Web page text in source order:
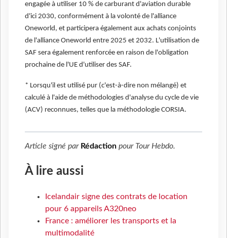
engagée à utiliser 10 % de carburant d'aviation durable
d'ici 2030, conformément à la volonté de l'alliance
Oneworld, et participera également aux achats conjoints
de l'alliance Oneworld entre 2025 et 2032. L'utilisation de
SAF sera également renforcée en raison de l'obligation
prochaine de l'UE d'utiliser des SAF.
* Lorsqu'il est utilisé pur (c'est-à-dire non mélangé) et
calculé à l'aide de méthodologies d'analyse du cycle de vie
(ACV) reconnues, telles que la méthodologie CORSIA.
Article signé par Rédaction pour Tour Hebdo.
À lire aussi
Icelandair signe des contrats de location
pour 6 appareils A320neo
France : améliorer les transports et la
multimodalité